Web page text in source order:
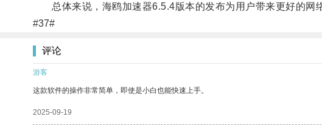
总体来说，海鸥加速器6.5.4版本的发布为用户带来更好的网
#37#
评论
游客
这款软件的操作非常简单，即使是小白也能快速上手。
2025-09-19